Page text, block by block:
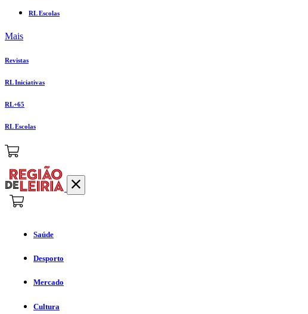
RL Escolas
Mais
Revistas
RL Iniciativas
RL+65
RL Escolas
Saúde
Desporto
Mercado
Cultura